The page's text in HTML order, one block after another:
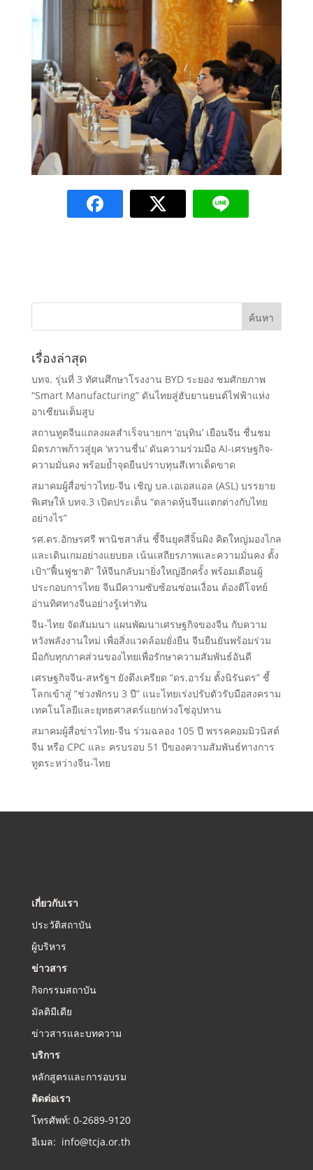
เรื่องล่าสุด
บทจ. รุ่นที่ 3 ทัศนศึกษาโรงงาน BYD ระยอง ชมศักยภาพ
“Smart Manufacturing” ดันไทยสู่ฮับยานยนต์ไฟฟ้าแห่ง
อาเซียนเต็มสูบ
สถานทูตจีนแถลงผลสำเร็จนายกฯ ‘อนุทิน’ เยือนจีน ชื่นชม
มิตรภาพก้าวสู่ยุค ‘หวานชื่น’ ดันความร่วมมือ AI-เศรษฐกิจ-
ความมั่นคง พร้อมย้ำจุดยืนปราบทุนสีเทาเด็ดขาด
สมาคมผู้สื่อข่าวไทย-จีน เชิญ บล.เอเอสแอล (ASL) บรรยาย
พิเศษให้ บทจ.3 เปิดประเด็น “ตลาดหุ้นจีนแตกต่างกับไทย
อย่างไร”
รศ.ดร.อักษรศรี พานิชสาส์น ชี้จีนยุคสีจิ้นผิง คิดใหญ่มองไกล
และเดินเกมอย่างแยบยล เน้นเสถียรภาพและความมั่นคง ตั้ง
เป้า“ฟื้นฟูชาติ” ให้จีนกลับมายิ่งใหญ่อีกครั้ง พร้อมเตือนผู้
ประกอบการไทย จีนมีความซับซ้อนซ่อนเงื่อน ต้องตีโจทย์
อ่านทิศทางจีนอย่างรู้เท่าทัน
จีน-ไทย จัดสัมมนา แผนพัฒนาเศรษฐกิจของจีน กับความ
หวังพลังงานใหม่ เพื่อสิ่งแวดล้อมยั่งยืน จีนยืนยันพร้อมร่วม
มือกับทุกภาคส่วนของไทยเพื่อรักษาความสัมพันธ์อันดี
เศรษฐกิจจีน-สหรัฐฯ ยังตึงเครียด “ดร.อาร์ม ตั้งนิรันดร” ชี้
โลกเข้าสู่ “ช่วงพักรบ 3 ปี” แนะไทยเร่งปรับตัวรับมือสงคราม
เทคโนโลยีและยุทธศาสตร์แยกห่วงโซ่อุปทาน
สมาคมผู้สื่อข่าวไทย-จีน ร่วมฉลอง 105 ปี พรรคคอมมิวนิสต์
จีน หรือ CPC และ ครบรอบ 51 ปีของความสัมพันธ์ทางการ
ทูตระหว่างจีน-ไทย
เกี่ยวกับเรา
ประวัติสถาบัน
ผู้บริหาร
ข่าวสาร
กิจกรรมสถาบัน
มัลติมีเดีย
ข่าวสารและบทความ
บริการ
หลักสูตรและการอบรม
ติดต่อเรา
โทรศัพท์: 0-2689-9120
อีเมล: info@tcja.or.th